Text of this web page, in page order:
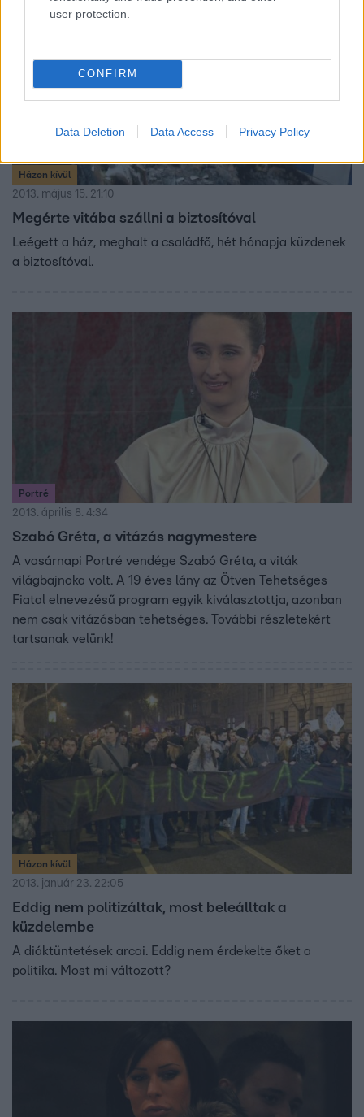
user protection.
CONFIRM
Data Deletion Data Access Privacy Policy
Házon kívül
2013. május 15. 21:10
Megérte vitába szállni a biztosítóval
Leégett a ház, meghalt a családfő, hét hónapja küzdenek
a biztosítóval.
Portré
2013. április 8. 4:34
Szabó Gréta, a vitázás nagymestere
A vasárnapi Portré vendége Szabó Gréta, a viták
világbajnoka volt. A 19 éves lány az Ötven Tehetséges
Fiatal elnevezésű program egyik kiválasztottja, azonban
nem csak vitázásban tehetséges. További részletekért
tartsanak velünk!
Házon kívül
2013. január 23. 22:05
Eddig nem politizáltak, most beleálltak a
küzdelembe
A diáktüntetések arcai. Eddig nem érdekelte őket a
politika. Most mi változott?